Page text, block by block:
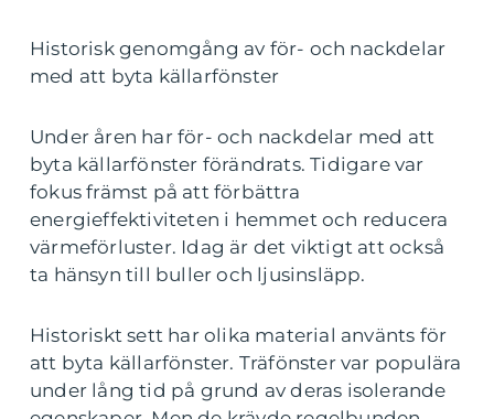
Historisk genomgång av för- och nackdelar
med att byta källarfönster
Under åren har för- och nackdelar med att
byta källarfönster förändrats. Tidigare var
fokus främst på att förbättra
energieffektiviteten i hemmet och reducera
värmeförluster. Idag är det viktigt att också
ta hänsyn till buller och ljusinsläpp.
Historiskt sett har olika material använts för
att byta källarfönster. Träfönster var populära
under lång tid på grund av deras isolerande